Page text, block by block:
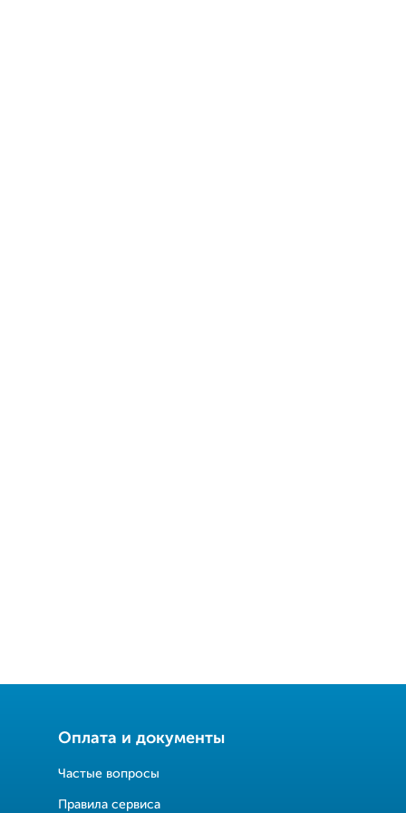
Оплата и документы
Частые вопросы
Правила сервиса